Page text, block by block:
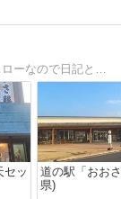
独身オヤジの何でもない日常生活。更新が超スローなので日記と言うより記録化してます(^_^;)
セッ
道の駅「おお
県)